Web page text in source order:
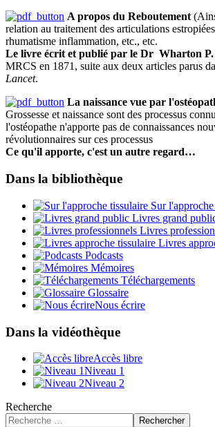
A propos du Reboutement
relation au traitement des articulations
rhumatisme inflammation, etc., etc.
Le livre écrit et publié par le Dr Wharton
MRCS en 1871, suite aux deux articles parus
Lancet.
La naissance vue par
Grossesse et naissance sont des processus
l'ostéopathe n'apporte pas de connaissances
révolutionnaires sur ces processus
Ce qu'il apporte, c'est un autre regard…
Dans la bibliothèque
Sur
Livres grand
Livres
Livres
Podcasts
Mémoires
Téléchargements
Glossaire
Nous écrire
Dans la vidéothèque
Accès libre
Niveau 1
Niveau 2
Recherche
Rechercher